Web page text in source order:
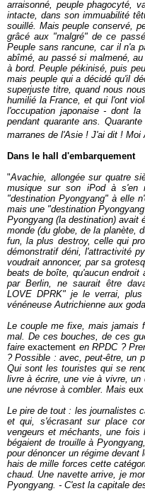
arraisonné, peuple phagocyté,
intacte, dans son immuabilité
souillé. Mais peuple conservé,
grâcé aux "malgré" de ce
Peuple sans rancune, car il n'a
abîmé, au passé si malmené,
à bord. Peuple pékinisé, puis
mais peuple qui a décidé qu'il
superjuste titre, quand nous
humilié la France, et qui l'ont
l'occupation japonaise - dont
pendant quarante ans.
marranes de l'Asie ! J'ai dit ! Moi
Dans le hall d'embarquement
"Avachie, allongée sur quatre
musique sur son iPod à s'en
"destination Pyongyang" à elle
mais une "destination
Pyongyang (la destination) avait
monde (du globe, de la planète,
fun, la plus destroy, celle qui
démonstratif déni, l'attractivité
voudrait annoncer, par sa
beats de boîte, qu'aucun endroit
par Berlin, ne saurait être
LOVE DPRK" je le verrai,
vénéneuse Autrichienne aux
Le couple me fixe, mais jamais
mal. De ces bouches, de ces
faire exactement en RPDC ?
? Possible : avec, peut-être, un
Qui sont les touristes qui se
livre à écrire, une vie à vivre, un
une névrose à combler. Mais eux
Le pire de tout : les journalistes
et qui, s'écrasant sur place
vengeurs et méchants, une fois
bégaient de trouille à
pour dénoncer un régime
hais de mille forces cette
chaud. Une navette arrive, je
Pyongyang. - C'est la capitale